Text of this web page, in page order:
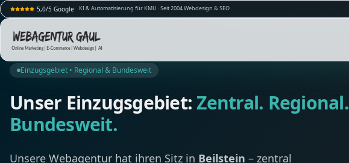
5,0/5 Google KI & Automatisierung für KMU · Seit 2004 Webdesign & SEO
Einzugsgebiet • Regional & Bundesweit
Unser Einzugsgebiet:Zentral. Regional.
Bundesweit.
Unsere Webagentur hat ihren Sitz in Beilstein – zentral